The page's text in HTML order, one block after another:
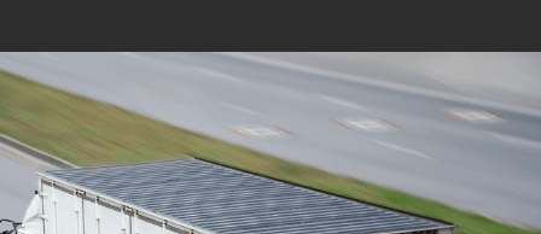
com equipe especializada
e profissionais
cuidadosos